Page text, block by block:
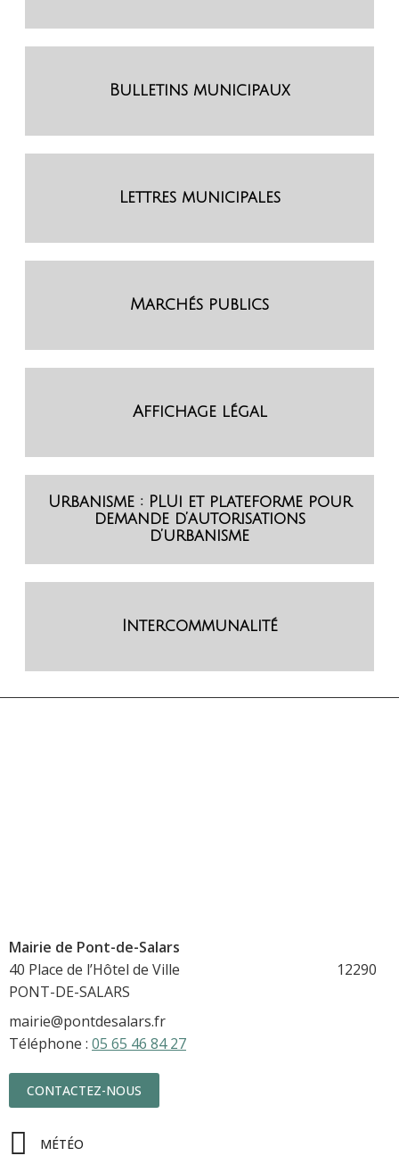
Bulletins municipaux
Lettres municipales
Marchés publics
Affichage légal
Urbanisme : PLUi et plateforme pour
demande d’autorisations
d’urbanisme
Intercommunalité
Mairie de Pont-de-Salars
40 Place de l’Hôtel de Ville 12290
PONT-DE-SALARS
mairie@pontdesalars.fr
Téléphone : 05 65 46 84 27
CONTACTEZ-NOUS
MÉTÉO